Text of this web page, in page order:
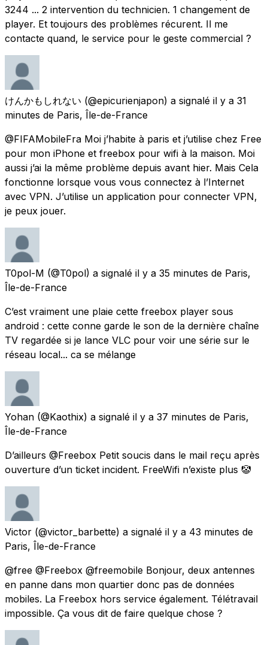
3244 ... 2 intervention du technicien. 1 changement de
player. Et toujours des problèmes récurent. Il me
contacte quand, le service pour le geste commercial ?
けんかもしれない (@epicurienjapon) a signalé il y a 31
minutes de Paris, Île-de-France
@FIFAMobileFra Moi j’habite à paris et j’utilise chez Free
pour mon iPhone et freebox pour wifi à la maison. Moi
aussi j’ai la même problème depuis avant hier. Mais Cela
fonctionne lorsque vous vous connectez à l’Internet
avec VPN. J’utilise un application pour connecter VPN,
je peux jouer.
T0pol-M (@T0pol) a signalé il y a 35 minutes de Paris,
Île-de-France
C’est vraiment une plaie cette freebox player sous
android : cette conne garde le son de la dernière chaîne
TV regardée si je lance VLC pour voir une série sur le
réseau local... ca se mélange
Yohan (@Kaothix) a signalé il y a 37 minutes de Paris,
Île-de-France
D’ailleurs @Freebox Petit soucis dans le mail reçu après
ouverture d’un ticket incident. FreeWifi n’existe plus 🤡
Victor (@victor_barbette) a signalé il y a 43 minutes de
Paris, Île-de-France
@free @Freebox @freemobile Bonjour, deux antennes
en panne dans mon quartier donc pas de données
mobiles. La Freebox hors service également. Télétravail
impossible. Ça vous dit de faire quelque chose ?